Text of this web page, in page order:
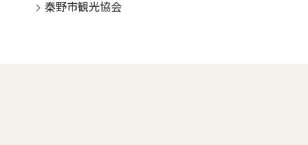
秦野市観光協会